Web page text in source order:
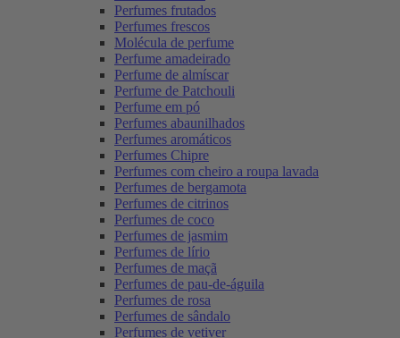
Perfumes frutados
Perfumes frescos
Molécula de perfume
Perfume amadeirado
Perfume de almíscar
Perfume de Patchouli
Perfume em pó
Perfumes abaunilhados
Perfumes aromáticos
Perfumes Chipre
Perfumes com cheiro a roupa lavada
Perfumes de bergamota
Perfumes de citrinos
Perfumes de coco
Perfumes de jasmim
Perfumes de lírio
Perfumes de maçã
Perfumes de pau-de-águila
Perfumes de rosa
Perfumes de sândalo
Perfumes de vetiver